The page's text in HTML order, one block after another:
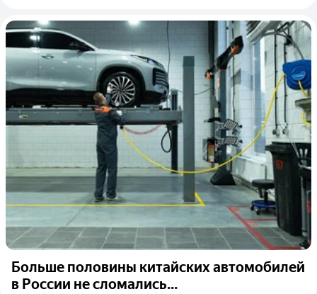
Больше половины китайских автомобилей
в России не сломались...